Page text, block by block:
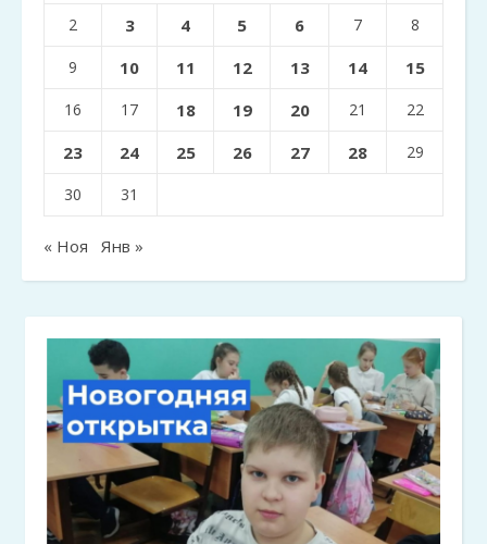
2 3 4 5 6 7 8
9 10 11 12 13 14 15
16 17 18 19 20 21 22
23 24 25 26 27 28 29
30 31
« Ноя Янв »